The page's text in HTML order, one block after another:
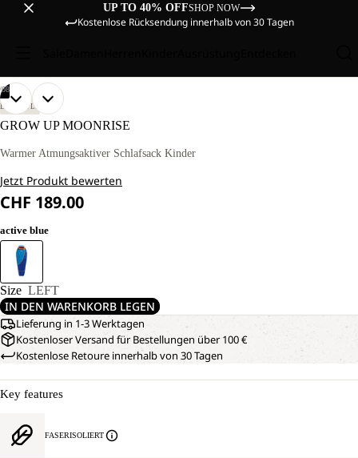
UP TO 40% OFFSHOP NOW
Kostenlose Rücksendung innerhalb von 30 Tagen
08
BILD
IM
ÖFFNEN
BILD
IM
ÖFFNEN
BILD
IM
ÖFFNEN
BILD
IM
ÖFFNEN
BILD
IM
ÖFFNEN
BILD
IM
ÖFFNEN
BILD
IM
ÖFFNEN
BILD
IM
ÖFFNEN
LIFESTYLE
GROW UP MOONRISE
Warmer Atmungsaktiver Schlafsack Kinder
Jetzt Produkt bewerten
CHF 189.00
active blue
Size LEFT
IN DEN WARENKORB LEGEN
Lieferung in 1-3 Werktagen
Kostenloser Versand für Bestellungen über 100 €
Kostenlose Retoure innerhalb von 30 Tagen
Key features
FASERISOLIERT